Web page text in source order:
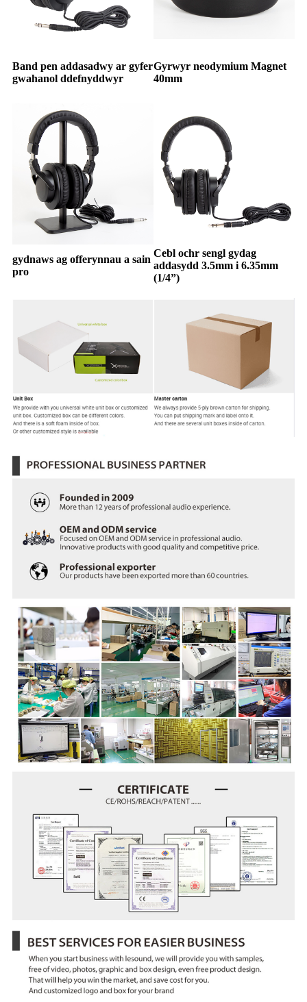
Band pen addasadwy ar gyfer
gwahanol ddefnyddwyr
Gyrwyr neodymium Magnet
40mm
gydnaws ag offerynnau a sain
pro
Cebl ochr sengl gydag
addasydd 3.5mm i 6.35mm
(1/4”)